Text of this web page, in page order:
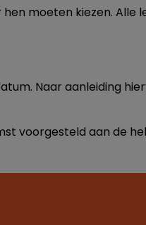
moeten kiezen. Alle
Naar aanleiding
voorgesteld aan de